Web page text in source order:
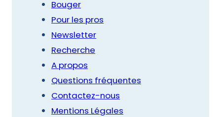
Bouger
Pour les pros
Newsletter
Recherche
A propos
Questions fréquentes
Contactez-nous
Mentions Légales